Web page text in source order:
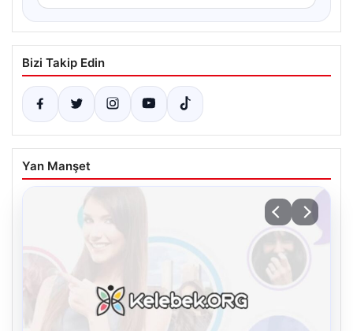
Bizi Takip Edin
Yan Manşet